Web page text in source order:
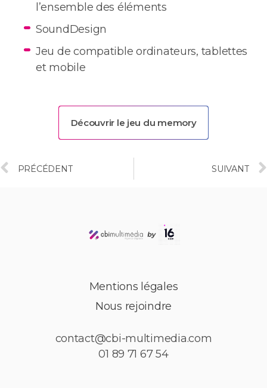
l’ensemble des éléments
SoundDesign
Jeu de compatible ordinateurs, tablettes
et mobile
Découvrir le jeu du memory
PRÉCÉDENT SUIVANT
Mentions légales
Nous rejoindre
contact@cbi-multimedia.com
01 89 71 67 54